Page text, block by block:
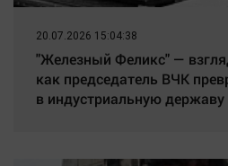
20.07.2026 15:04:38
"Железный Феликс" —
как председатель ВЧК
в индустриальную державу